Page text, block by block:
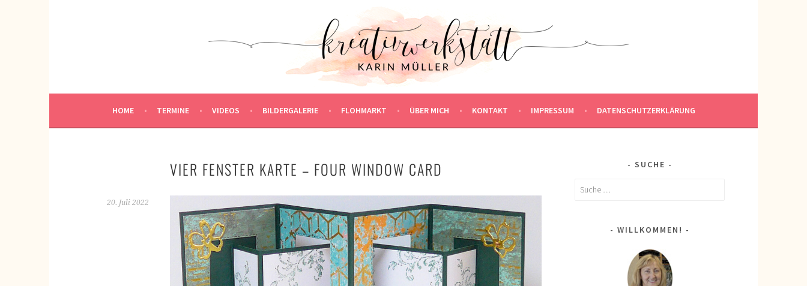
KREATIVWERKSTATT
HOME TERMINE VIDEOS BILDERGALERIE FLOHMARKT ÜBER MICH KONTAKT IMPRESSUM DATENSCHUTZERKLÄRUNG
VIER FENSTER KARTE – FOUR WINDOW CARD
20. Juli 2022
SUCHE
Suche
WILLKOMMEN!